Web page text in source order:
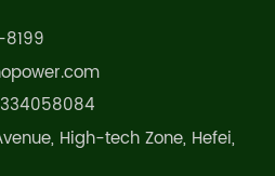
High-tech Zone, Hefei,